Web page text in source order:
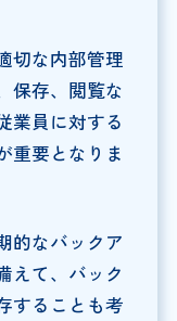
切な内部管理
保存、閲覧な
業員に対する
重要となりま
的なバックア
えて、バック
することも考